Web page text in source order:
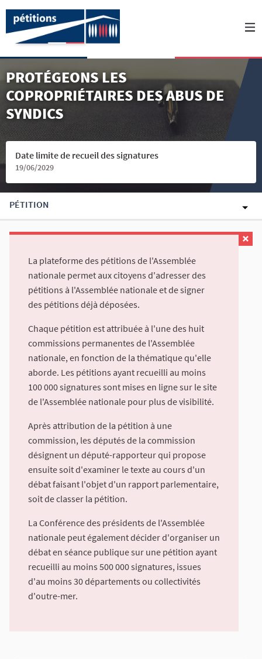
PROTÉGEONS LES
COPROPRIÉTAIRES DES ABUS DE
SYNDICS
Date limite de recueil des signatures
19/06/2029
PÉTITION
La plateforme des pétitions de l'Assemblée
nationale permet aux citoyens d'adresser des
pétitions à l'Assemblée nationale et de signer
des pétitions déjà déposées.
Chaque pétition est attribuée à l'une des huit
commissions permanentes de l'Assemblée
nationale, en fonction de la thématique qu'elle
aborde. Les pétitions ayant recueilli au moins
100 000 signatures sont mises en ligne sur le site
de l'Assemblée nationale pour plus de visibilité.
Après attribution de la pétition à une
commission, les députés de la commission
désignent un député-rapporteur qui propose
ensuite soit d'examiner le texte au cours d'un
débat faisant l'objet d'un rapport parlementaire,
soit de classer la pétition.
La Conférence des présidents de l'Assemblée
nationale peut également décider d'organiser un
débat en séance publique sur une pétition ayant
recueilli au moins 500 000 signatures, issues
d'au moins 30 départements ou collectivités
d'outre-mer.